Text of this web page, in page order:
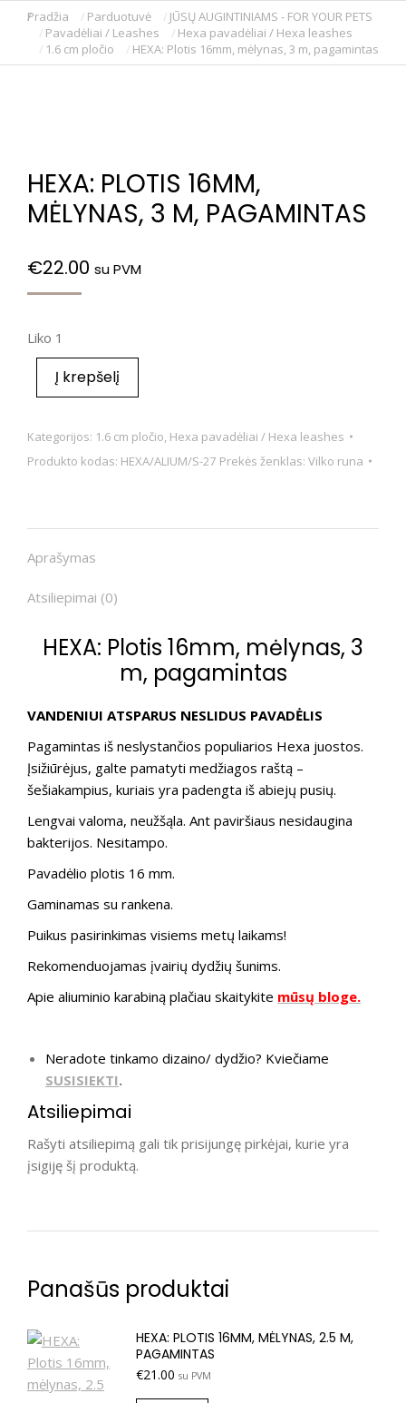
You are here:
Pradžia Parduotuvė
JŪSŲ AUGINTINIAMS - FOR YOUR PETS
Pavadėliai / Leashes
Hexa pavadėliai / Hexa leashes
1.6 cm pločio
HEXA: Plotis 16mm, mėlynas, 3 m, pagamintas
HEXA: PLOTIS 16MM,
MĖLYNAS, 3 M, PAGAMINTAS
€22.00 su PVM
Liko 1
Į krepšelį
Kategorijos: 1.6 cm pločio, Hexa pavadėliai / Hexa leashes
Produkto kodas: HEXA/ALIUM/S-27 Prekės ženklas: Vilko runa
Aprašymas
Atsiliepimai (0)
HEXA: Plotis 16mm, mėlynas, 3
m, pagamintas
VANDENIUI ATSPARUS NESLIDUS PAVADĖLIS
Pagamintas iš neslystančios populiarios Hexa juostos.
Įsižiūrėjus, galte pamatyti medžiagos raštą –
šešiakampius, kuriais yra padengta iš abiejų pusių.
Lengvai valoma, neužšąla. Ant paviršiaus nesidaugina
bakterijos. Nesitampo.
Pavadėlio plotis 16 mm.
Gaminamas su rankena.
Puikus pasirinkimas visiems metų laikams!
Rekomenduojamas įvairių dydžių šunims.
Apie aliuminio karabiną plačiau skaitykite mūsų bloge.
Neradote tinkamo dizaino/ dydžio? Kviečiame
SUSISIEKTI.
Atsiliepimai
Rašyti atsiliepimą gali tik prisijungę pirkėjai, kurie yra
įsigiję šį produktą.
Panašūs produktai
HEXA: PLOTIS 16MM, MĖLYNAS, 2.5 M,
PAGAMINTAS
€21.00 su PVM